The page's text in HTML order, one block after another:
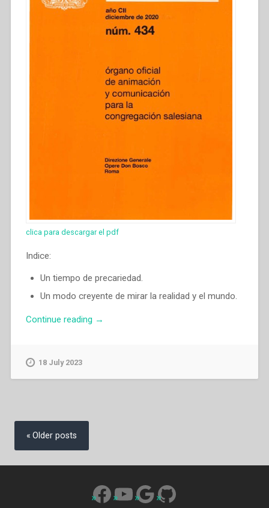
clica para descargar el pdf
Indice:
Un tiempo de precariedad.
Un modo creyente de mirar la realidad y el mundo.
Continue reading “Ángel
a
jóvenes,
especialmente
→
18 July 2023
Posts
navigation
Older posts
Facebook
YouTube
Google
GitHub